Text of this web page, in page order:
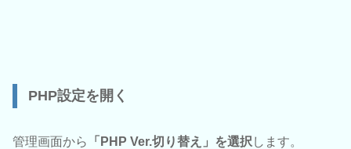
PHP設定を開く
管理画面から 「PHP Ver.切り替え」を選択 します。